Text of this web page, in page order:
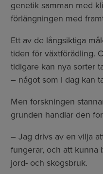
genetik samman med
förlängningen med
Ett av de långsiktiga
tiden för växtförädling.
tidigare kan nya sorter
– något som i dag kan
Men forskningen
grunden handlar den
– Jag drivs av en vilja
fungerar, och att kunna
jord- och skogsbruk.